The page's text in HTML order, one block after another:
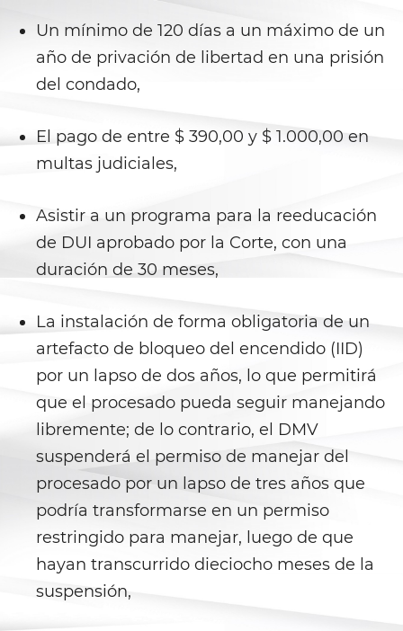
Emergency Protective Order
Elder Abuse
Restraining Orders
Stalking
Temporary Restraining Order
Violation Of A Restraining Order
Posting Harmful Information on
the Internet
Driving Crimes
Driving With A Suspended License
Evading A Police Officer
Carjacking
Hit and Run
Un mínimo de 120 días a un máximo de un
año de privación de libertad en una prisión
del condado,
El pago de entre $ 390,00 y $ 1.000,00 en
multas judiciales,
Asistir a un programa para la reeducación
de DUI aprobado por la Corte, con una
duración de 30 meses,
La instalación de forma obligatoria de un
artefacto de bloqueo del encendido (IID)
por un lapso de dos años, lo que permitirá
que el procesado pueda seguir manejando
libremente; de lo contrario, el DMV
suspenderá el permiso de manejar del
procesado por un lapso de tres años que
podría transformarse en un permiso
restringido para manejar, luego de que
hayan transcurrido dieciocho meses de la
suspensión,